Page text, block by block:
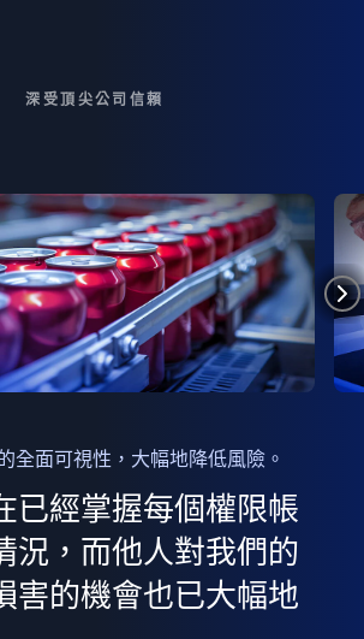
深受頂尖公司信賴
全面可視性，大幅地降低風險。
已經掌握每個權限帳
況，而他人對我們的
害的機會也已大幅地